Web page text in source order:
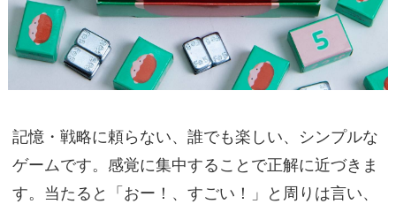
記憶・戦略に頼らない、誰でも楽しい、シンプルな
ゲームです。感覚に集中することで正解に近づきま
す。当たると「おー！、すごい！」と周りは言い、